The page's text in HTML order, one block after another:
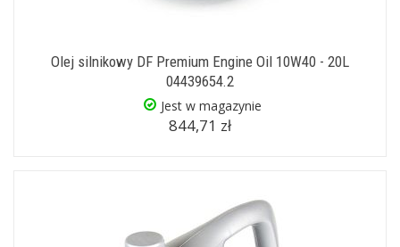
Olej silnikowy DF Premium Engine Oil 10W40 - 20L
04439654.2
Jest w magazynie
844,71 zł